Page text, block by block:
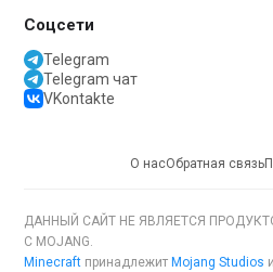
Соцсети
Telegram
Telegram чат
VKontakte
О насОбратная связь
ДАННЫЙ САЙТ НЕ ЯВЛЯЕТСЯ
С MOJANG.
Minecraft принадлежит Mojang Studios